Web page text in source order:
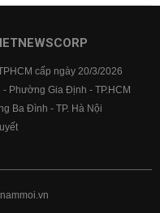
cấp ngày 20/3/2026
Phường Gia Định - TP.HCM
Ba Đình - TP. Hà Nội